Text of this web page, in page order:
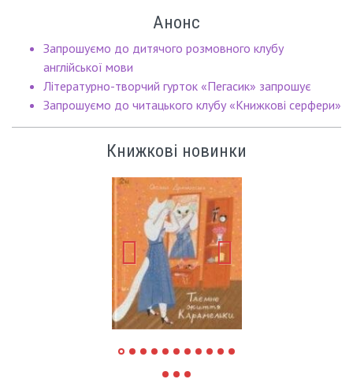
Анонс
Запрошуємо до дитячого розмовного клубу
англійської мови
Літературно-творчий гурток «Пегасик» запрошує
Запрошуємо до читацького клубу «Книжкові серфери»
Книжкові новинки